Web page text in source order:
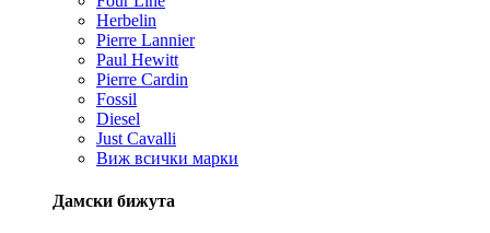
Herbelin
Pierre Lannier
Paul Hewitt
Pierre Cardin
Fossil
Diesel
Just Cavalli
Виж всички марки
Дамски бижута